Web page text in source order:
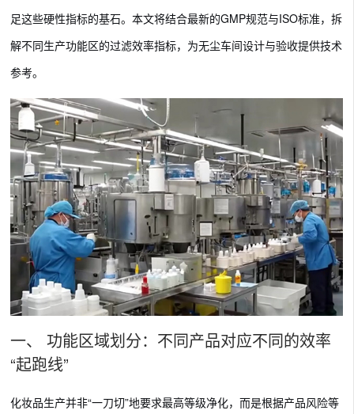
足这些硬性指标的基石。本文将结合最新的GMP规范与ISO标准，拆
解不同生产功能区的过滤效率指标，为无尘车间设计与验收提供技术
参考。
一、 功能区域划分：不同产品对应不同的效率
“起跑线”
化妆品生产并非“一刀切”地要求最高等级净化，而是根据产品风险等